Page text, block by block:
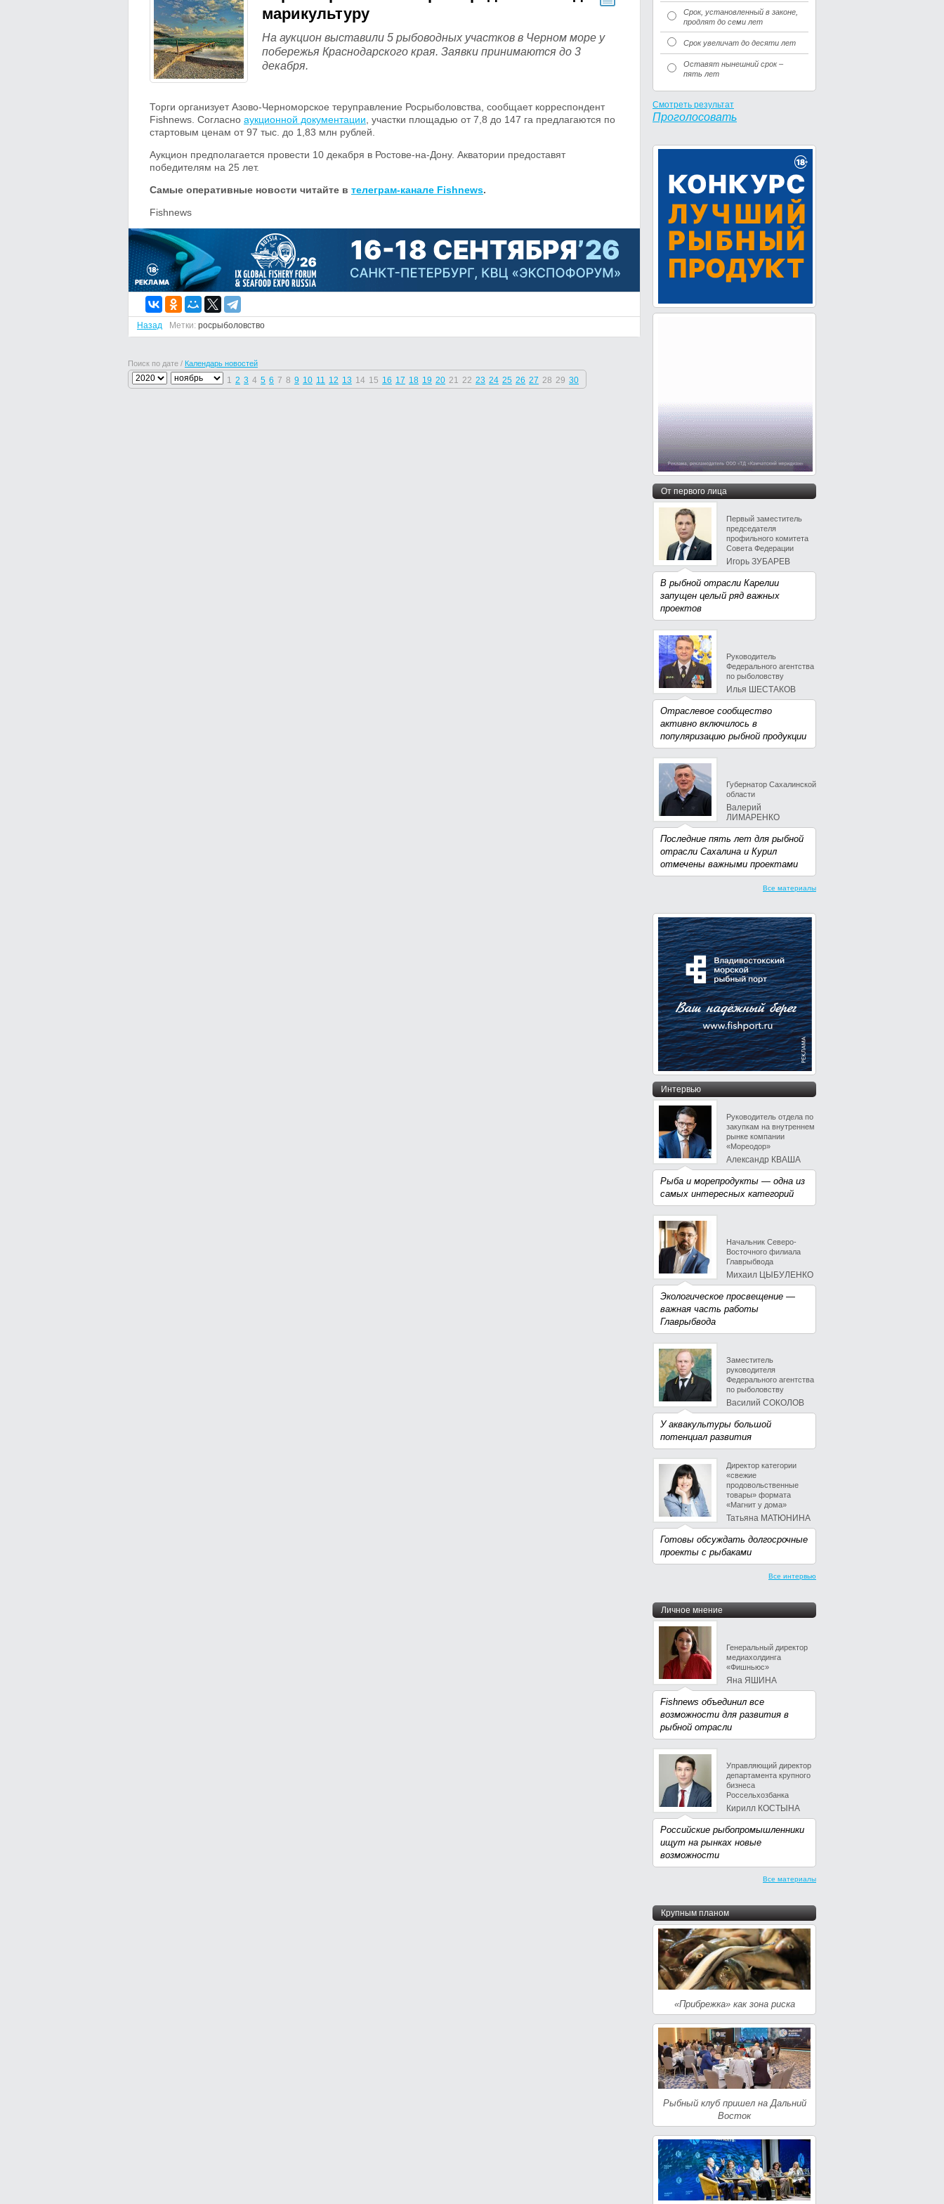
марикультуру
На аукцион выставили 5 рыбоводных участков в Черном море у
побережья Краснодарского края. Заявки принимаются до 3
декабря.
Торги организует Азово-Черноморское теруправление Росрыболовства, сообщает корреспондент
Fishnews. Согласно аукционной документации , участки площадью от 7,8 до 147 га предлагаются по
стартовым ценам от 97 тыс. до 1,83 млн рублей.
Аукцион предполагается провести 10 декабря в Ростове-на-Дону. Акватории предоставят
победителям на 25 лет.
Самые оперативные новости читайте в телеграм-канале Fishnews.
Fishnews
Назад Метки: росрыболовство
Поиск по дате / Календарь новостей
1 2 3 4 5 6 7 8 9 10 11 12 13 14 15 16 17 18 19 20 21 22 23 24 25 26 27 28 29 30
Срок, установленный в законе,
продлят до семи лет
Срок увеличат до десяти лет
Оставят нынешний срок –
пять лет
Смотреть результат
Проголосовать
От первого лица
Первый заместитель
председателя
профильного комитета
Совета Федерации
Игорь ЗУБАРЕВ
В рыбной отрасли Карелии
запущен целый ряд важных
проектов
Руководитель
Федерального агентства
по рыболовству
Илья ШЕСТАКОВ
Отраслевое сообщество
активно включилось в
популяризацию рыбной продукции
Губернатор Сахалинской
области
Валерий
ЛИМАРЕНКО
Последние пять лет для рыбной
отрасли Сахалина и Курил
отмечены важными проектами
Все материалы
Интервью
Руководитель отдела по
закупкам на внутреннем
рынке компании
«Мореодор»
Александр КВАША
Рыба и морепродукты — одна из
самых интересных категорий
Начальник Северо-
Восточного филиала
Главрыбвода
Михаил ЦЫБУЛЕНКО
Экологическое просвещение —
важная часть работы
Главрыбвода
Заместитель
руководителя
Федерального агентства
по рыболовству
Василий СОКОЛОВ
У аквакультуры большой
потенциал развития
Директор категории
«свежие
продовольственные
товары» формата
«Магнит у дома»
Татьяна МАТЮНИНА
Готовы обсуждать долгосрочные
проекты с рыбаками
Все интервью
Личное мнение
Генеральный директор
медиахолдинга
«Фишньюс»
Яна ЯШИНА
Fishnews объединил все
возможности для развития в
рыбной отрасли
Управляющий директор
департамента крупного
бизнеса
Россельхозбанка
Кирилл КОСТЫНА
Российские рыбопромышленники
ищут на рынках новые
возможности
Все материалы
Крупным планом
«Прибрежка» как зона риска
Рыбный клуб пришел на Дальний
Восток